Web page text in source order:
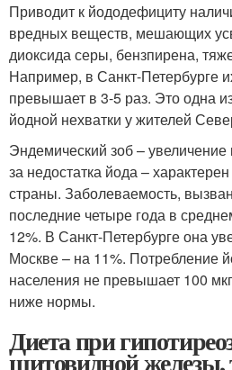
Приводит к йододефициту
вредных веществ, мешающих
диоксида серы, бензпирена,
Например, в Санкт-Петербурге
превышает в 3-5 раз. Это одна
йодной нехватки у жителей
Эндемический зоб –
за недостатка йода –
страны. Заболеваемость,
последние четыре года в
12%. В Санкт-Петербурге она
Москве – на 11%. Потребление
населения не превышает 100
ниже нормы.
Диета при
щитовидной